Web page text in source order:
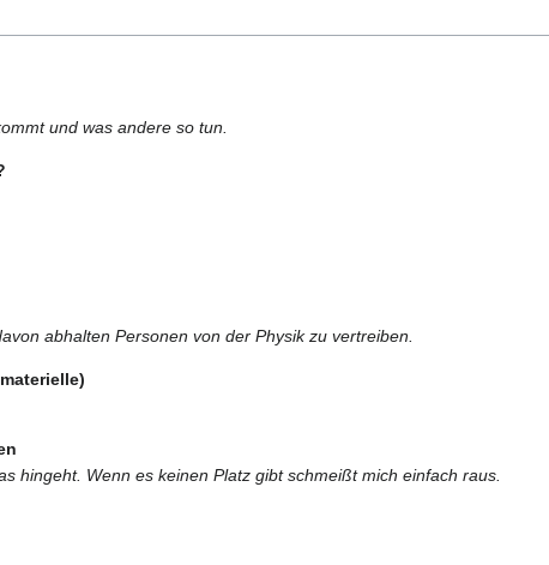
und was andere so tun.
abhalten Personen von der Physik zu vertreiben.
hingeht. Wenn es keinen Platz gibt schmeißt mich einfach raus.